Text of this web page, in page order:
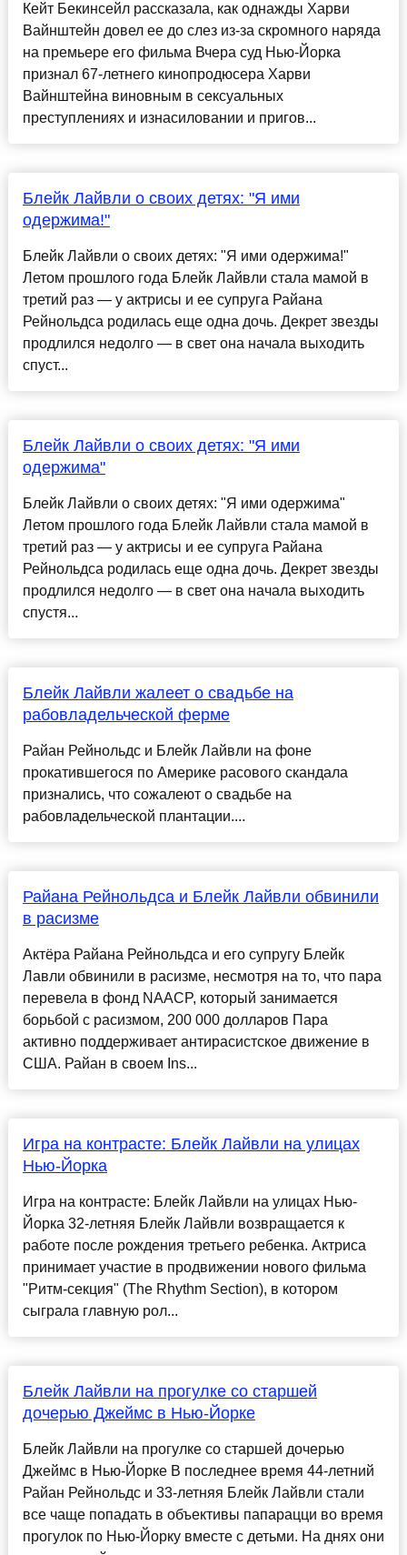
Кейт Бекинсейл рассказала, как однажды Харви
Вайнштейн довел ее до слез из-за скромного наряда
на премьере его фильма Вчера суд Нью-Йорка
признал 67-летнего кинопродюсера Харви
Вайнштейна виновным в сексуальных
преступлениях и изнасиловании и пригов...
Блейк Лайвли о своих детях: "Я ими
одержима!"
Блейк Лайвли о своих детях: "Я ими одержима!"
Летом прошлого года Блейк Лайвли стала мамой в
третий раз — у актрисы и ее супруга Райана
Рейнольдса родилась еще одна дочь. Декрет звезды
продлился недолго — в свет она начала выходить
спуст...
Блейк Лайвли о своих детях: "Я ими
одержима"
Блейк Лайвли о своих детях: "Я ими одержима"
Летом прошлого года Блейк Лайвли стала мамой в
третий раз — у актрисы и ее супруга Райана
Рейнольдса родилась еще одна дочь. Декрет звезды
продлился недолго — в свет она начала выходить
спустя...
Блейк Лайвли жалеет о свадьбе на
рабовладельческой ферме
Райан Рейнольдс и Блейк Лайвли на фоне
прокатившегося по Америке расового скандала
признались, что сожалеют о свадьбе на
рабовладельческой плантации....
Райана Рейнольдса и Блейк Лайвли обвинили
в расизме
Актёра Райана Рейнольдса и его супругу Блейк
Лавли обвинили в расизме, несмотря на то, что пара
перевела в фонд NAACP, который занимается
борьбой с расизмом, 200 000 долларов Пара
активно поддерживает антирасистское движение в
США. Райан в своем Ins...
Игра на контрасте: Блейк Лайвли на улицах
Нью-Йорка
Игра на контрасте: Блейк Лайвли на улицах Нью-
Йорка 32-летняя Блейк Лайвли возвращается к
работе после рождения третьего ребенка. Актриса
принимает участие в продвижении нового фильма
"Ритм-секция" (The Rhythm Section), в котором
сыграла главную рол...
Блейк Лайвли на прогулке со старшей
дочерью Джеймс в Нью-Йорке
Блейк Лайвли на прогулке со старшей дочерью
Джеймс в Нью-Йорке В последнее время 44-летний
Райан Рейнольдс и 33-летняя Блейк Лайвли стали
все чаще попадать в объективы папарацци во время
прогулок по Нью-Йорку вместе с детьми. На днях они